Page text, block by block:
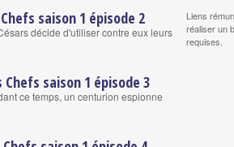
saison 1 épisode 2
décide d'utiliser contre eux leurs
saison 1 épisode 3
ce temps, un centurion espionne
Liens
réaliser un
requises.